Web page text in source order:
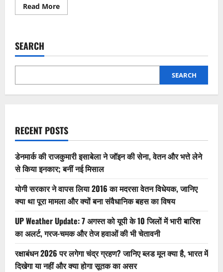
Read MoreRead
more
देंगे
से
ने
बनाई,
SEARCH
SEARCH
RECENT POSTS
डेनमार्क की राजकुमारी इसाबेला ने जॉइन की सेना, वेतन और भत्ते लेने
से किया इनकार; बनीं नई मिसाल
योगी सरकार ने वापस लिया 2016 का मदरसा वेतन विधेयक, जानिए
क्या था पूरा मामला और क्यों बना संवैधानिक बहस का विषय
UP Weather Update: 7 अगस्त को यूपी के 10 जिलों में भारी बारिश
का अलर्ट, गरज-चमक और तेज हवाओं की भी चेतावनी
रक्षाबंधन 2026 पर लगेगा चंद्र ग्रहण? जानिए ब्लड मून क्या है, भारत में
दिखेगा या नहीं और क्या होगा सूतक का असर